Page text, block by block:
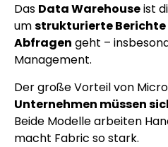
Das Data Warehouseist
umstrukturierte Berichte
Abfragen geht –
Management.
Der große Vorteil von
Unternehmen müssen
Beide Modelle arbeiten
macht Fabric so stark.